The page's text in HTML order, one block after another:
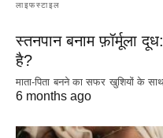
लाइफस्टाइल
स्तनपान बनाम फ़ॉर्मूला
है?
माता-पिता बनने का सफर खुशियों के
6 months ago